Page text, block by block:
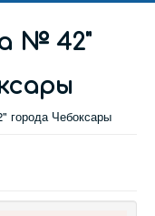
№ 42"
Чебоксары